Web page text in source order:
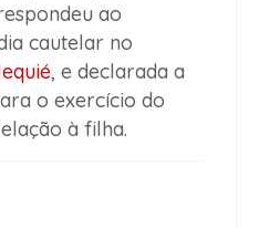
ao
cautelar no
, e declarada a
o exercício do
à filha.